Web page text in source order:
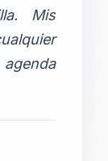
Mis